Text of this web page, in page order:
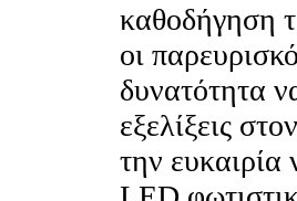
καθοδήγηση
οι
δυνατότητα
εξελίξεις
την ευκαιρία